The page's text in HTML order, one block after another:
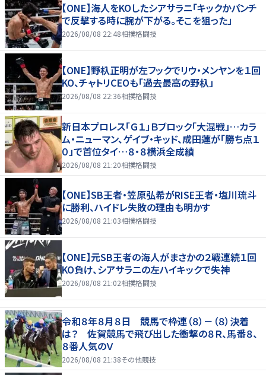
【ONE】海人をKOしたシアサラニ「キックかパンチ
で反撃する時に腕が下がる。そこを狙った」
2026/08/08 22:48相撲格闘技
【ONE】野杁正明が左フックでリウ・メンヤンを１回
KO、チャトリCEOも「過去最高の野杁」
2026/08/08 22:36相撲格闘技
新日本プロレス「Ｇ１」Ｂブロック「大混戦」…カラ
ム・ニューマン、ゲイブ・キッド、成田蓮が「勝ち点１
０」で首位タイ…８・８横浜全成績
2026/08/08 21:20相撲格闘技
【ONE】SB王者・笠原弘希がRISE王者・塩川琉斗
に勝利、ハイドレ失敗の理由も明かす
2026/08/08 21:03相撲格闘技
【ONE】元SB王者の海人がまさかの２戦連続１回
KO負け、シアサラニの左ハイキックで失神
2026/08/08 21:02相撲格闘技
令和８年８月８日 競馬で枠連（８）－（８）決着
は？ 佐賀競馬で飛び出した衝撃の８Ｒ、馬番８、
８番人気のＶ
2026/08/08 21:38その他競技